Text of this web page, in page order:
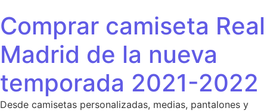
Comprar camiseta Real
Madrid de la nueva
temporada 2021-2022
Desde camisetas personalizadas, medias, pantalones y